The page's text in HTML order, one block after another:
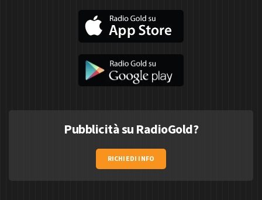
Pubblicità su RadioGold?
RICHIEDI INFO